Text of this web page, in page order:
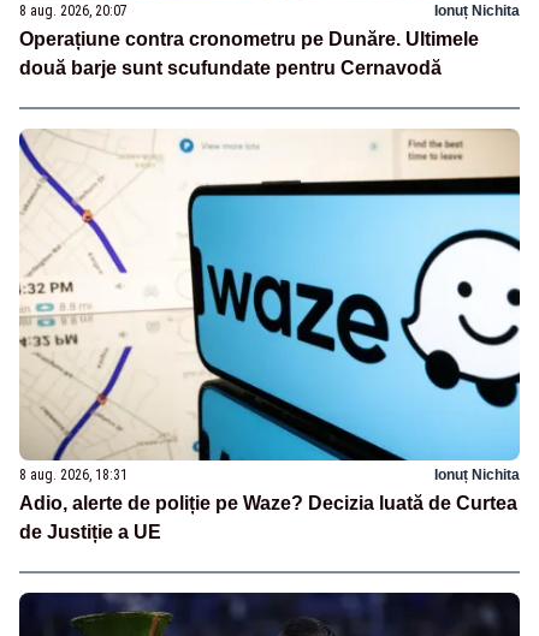
8 aug. 2026, 20:07 Ionuț Nichita
Operațiune contra cronometru pe Dunăre. Ultimele
două barje sunt scufundate pentru Cernavodă
8 aug. 2026, 18:31 Ionuț Nichita
Adio, alerte de poliție pe Waze? Decizia luată de Curtea
de Justiție a UE